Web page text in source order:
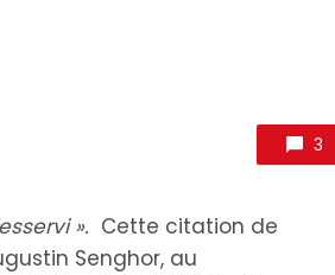
3
». Cette citation de
Senghor, au